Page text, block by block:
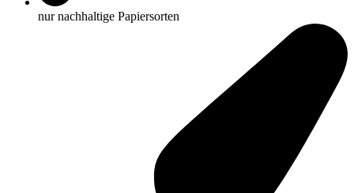
nur nachhaltige Papiersorten